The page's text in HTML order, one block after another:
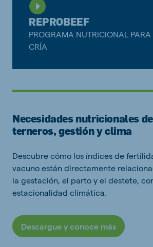
REPROBEEF
PROGRAMA NUTRICIONAL PARA
CRÍA
Necesidades nutricionales
terneros, gestión y clima
Descubre cómo los índices de
vacuno están directamente
la gestación, el parto y el destete,
estacionalidad climática.
Descargue y conoce más